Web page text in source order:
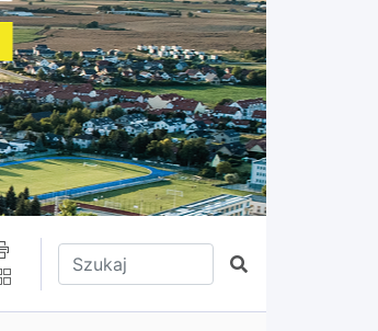
Wpisz tekst do wyszukania
Szukaj